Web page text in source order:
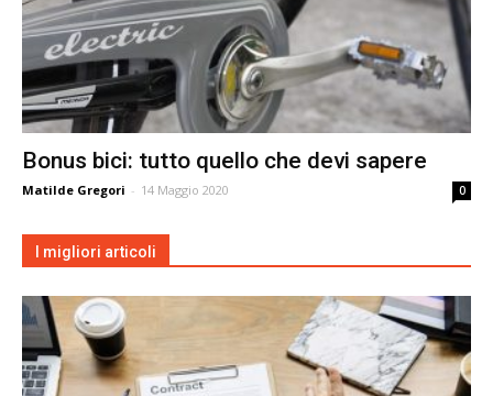
Bonus bici: tutto quello che devi sapere
Matilde Gregori - 14 Maggio 2020 0
I migliori articoli